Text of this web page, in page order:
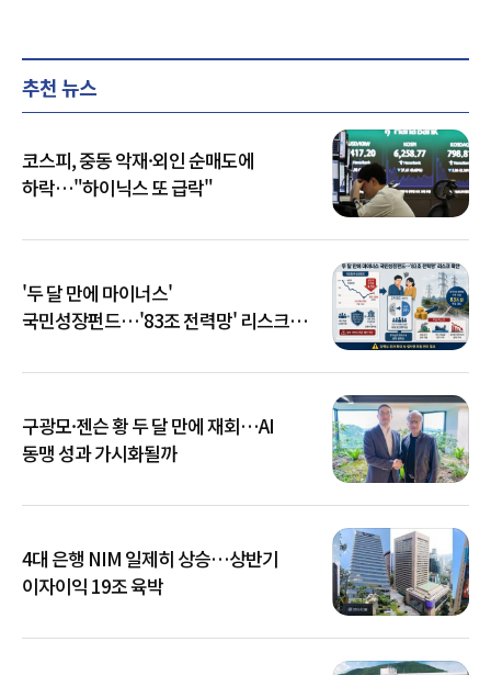
추천 뉴스
코스피, 중동 악재·외인 순매도에
하락…"하이닉스 또 급락"
'두 달 만에 마이너스'
국민성장펀드…'83조 전력망' 리스크
구광모·젠슨 황 두 달 만에 재회…AI
동맹 성과 가시화될까
4대 은행 NIM 일제히 상승…상반기
이자이익 19조 육박